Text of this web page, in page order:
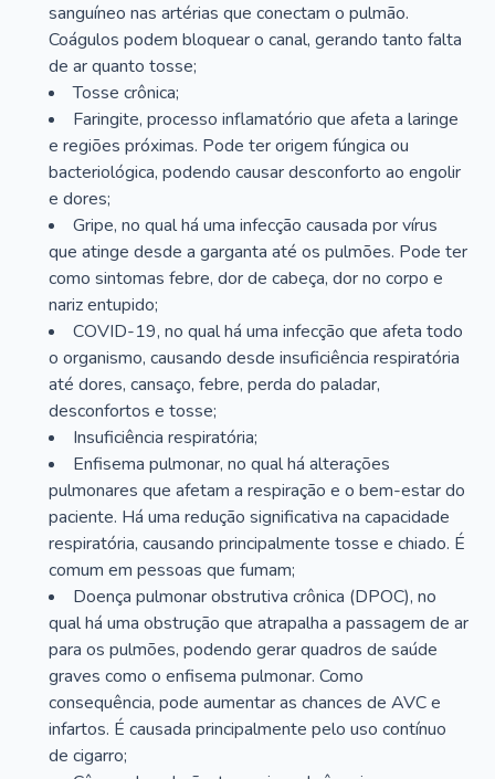
sanguíneo nas artérias que conectam o pulmão.
Coágulos podem bloquear o canal, gerando tanto falta
de ar quanto tosse;
Tosse crônica;
Faringite, processo inflamatório que afeta a laringe
e regiões próximas. Pode ter origem fúngica ou
bacteriológica, podendo causar desconforto ao engolir
e dores;
Gripe, no qual há uma infecção causada por vírus
que atinge desde a garganta até os pulmões. Pode ter
como sintomas febre, dor de cabeça, dor no corpo e
nariz entupido;
COVID-19, no qual há uma infecção que afeta todo
o organismo, causando desde insuficiência respiratória
até dores, cansaço, febre, perda do paladar,
desconfortos e tosse;
Insuficiência respiratória;
Enfisema pulmonar, no qual há alterações
pulmonares que afetam a respiração e o bem-estar do
paciente. Há uma redução significativa na capacidade
respiratória, causando principalmente tosse e chiado. É
comum em pessoas que fumam;
Doença pulmonar obstrutiva crônica (DPOC), no
qual há uma obstrução que atrapalha a passagem de ar
para os pulmões, podendo gerar quadros de saúde
graves como o enfisema pulmonar. Como
consequência, pode aumentar as chances de AVC e
infartos. É causada principalmente pelo uso contínuo
de cigarro;